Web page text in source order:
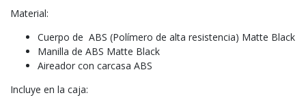
Material:
Cuerpo de ABS (Polímero de alta resistencia) Matte Black
Manilla de ABS Matte Black
Aireador con carcasa ABS
Incluye en la caja: